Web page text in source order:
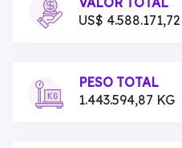
US$ 4.588.171,72
PESO TOTAL
1.443.594,87 KG